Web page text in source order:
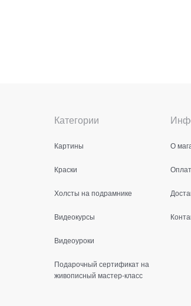
Категории
Картины
Краски
Холсты на подрамнике
Видеокурсы
Видеоуроки
Подарочный сертификат на
живописный мастер-класс
О